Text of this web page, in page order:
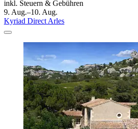
inkl. Steuern & Gebühren
9. Aug.–10. Aug.
Kyriad Direct Arles